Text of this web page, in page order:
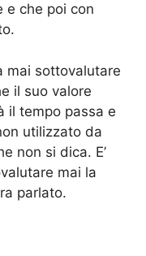
e che poi con
mai sottovalutare
il suo valore
il tempo passa e
utilizzato da
non si dica. E’
mai la
parlato.